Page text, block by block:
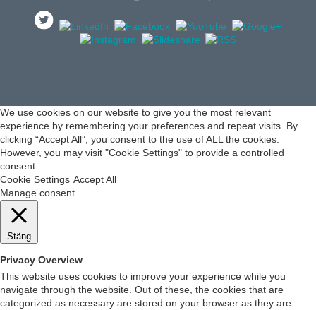
We use cookies on our website to give you the most relevant
experience by remembering your preferences and repeat visits. By
clicking “Accept All”, you consent to the use of ALL the cookies.
However, you may visit "Cookie Settings" to provide a controlled
consent.
Cookie Settings Accept All
Manage consent
Stäng
Privacy Overview
This website uses cookies to improve your experience while you
navigate through the website. Out of these, the cookies that are
categorized as necessary are stored on your browser as they are